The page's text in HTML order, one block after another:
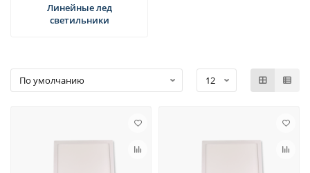
Линейные лед
светильники